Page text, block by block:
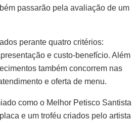
passarão pela avaliação de um
perante quatro critérios:
e custo-benefício. Além
também concorrem nas
e oferta de menu.
como o Melhor Petisco Santista
e um troféu criados pelo artista